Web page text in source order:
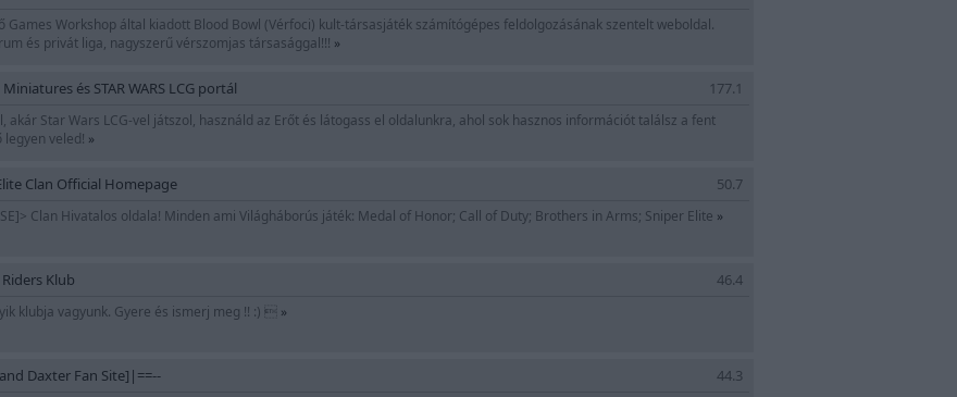
Games Workshop által kiadott Blood Bowl (Vérfoci) kult-társasjáték számítógépes feldolgozásának szentelt weboldal.
és privát liga, nagyszerű vérszomjas társasággal!!! »
177.1
Miniatures és STAR WARS LCG portál
akár Star Wars LCG-vel játszol, használd az Erőt és látogass el oldalunkra, ahol sok hasznos információt találsz a fent
veled! »
50.7
Clan Official Homepage
Clan Hivatalos oldala! Minden ami Világháborús játék: Medal of Honor; Call of Duty; Brothers in Arms; Sniper Elite »
46.4
Klub
klubja vagyunk. Gyere és ismerj meg !! :)  »
44.3
Daxter Fan Site]|==--